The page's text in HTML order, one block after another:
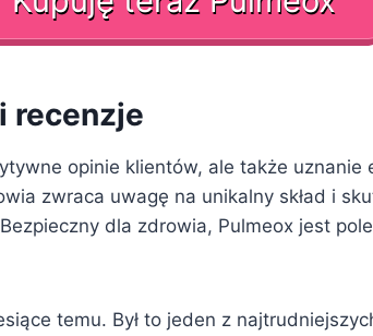
recenzje
opinie klientów, ale także uznanie
zwraca uwagę na unikalny skład i
dla zdrowia, Pulmeox jest
temu. Był to jeden z